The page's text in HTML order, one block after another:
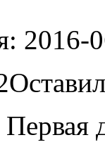
2016-